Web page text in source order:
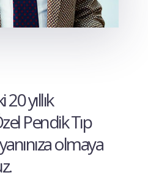
yıllık
Pendik Tıp
olmaya